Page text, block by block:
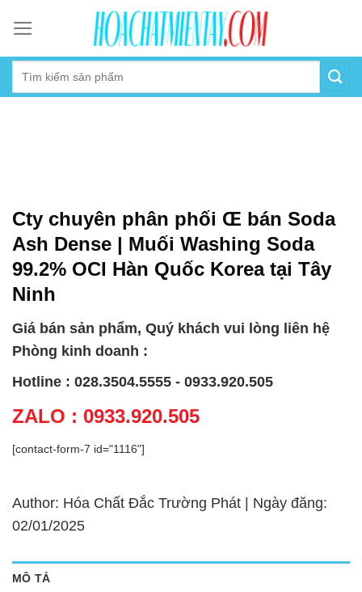
content
Cty chuyên phân phối Œ bán Soda
Ash Dense | Muối Washing Soda
99.2% OCI Hàn Quốc Korea tại Tây
Ninh
Giá bán sản phẩm, Quý khách vui lòng liên hệ
Phòng kinh doanh :
Hotline : 028.3504.5555 - 0933.920.505
ZALO : 0933.920.505
[contact-form-7 id="1116"]
Author: Hóa Chất Đắc Trường Phát | Ngày đăng:
02/01/2025
MÔ TẢ